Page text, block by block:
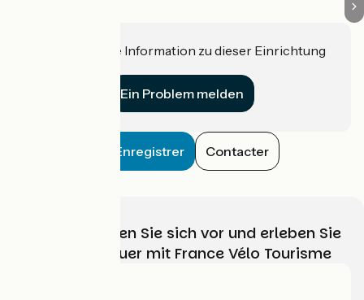
Haben Sie eine Information zu dieser Einrichtung
Ein Problem melden
Enregistrer Contacter
Wählen, bereiten Sie sich vor und erleben Sie
Ihr Radabenteuer mit France Vélo Tourisme